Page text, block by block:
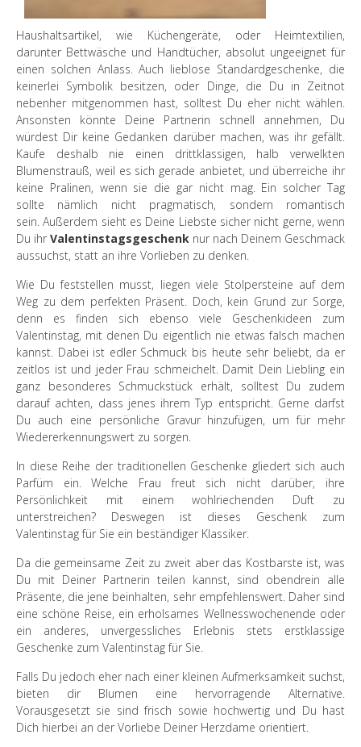
Haushaltsartikel, wie Küchengeräte, oder Heimtextilien,
darunter Bettwäsche und Handtücher, absolut ungeeignet für
einen solchen Anlass. Auch lieblose Standardgeschenke, die
keinerlei Symbolik besitzen, oder Dinge, die Du in Zeitnot
nebenher mitgenommen hast, solltest Du eher nicht wählen.
Ansonsten könnte Deine Partnerin schnell annehmen, Du
würdest Dir keine Gedanken darüber machen, was ihr gefällt.
Kaufe deshalb nie einen drittklassigen, halb verwelkten
Blumenstrauß, weil es sich gerade anbietet, und überreiche ihr
keine Pralinen, wenn sie die gar nicht mag. Ein solcher Tag
sollte nämlich nicht pragmatisch, sondern romantisch
sein. Außerdem sieht es Deine Liebste sicher nicht gerne, wenn
Du ihr Valentinstagsgeschenk nur nach Deinem Geschmack
aussuchst, statt an ihre Vorlieben zu denken.
Wie Du feststellen musst, liegen viele Stolpersteine auf dem
Weg zu dem perfekten Präsent. Doch, kein Grund zur Sorge,
denn es finden sich ebenso viele Geschenkideen zum
Valentinstag, mit denen Du eigentlich nie etwas falsch machen
kannst. Dabei ist edler Schmuck bis heute sehr beliebt, da er
zeitlos ist und jeder Frau schmeichelt. Damit Dein Liebling ein
ganz besonderes Schmuckstück erhält, solltest Du zudem
darauf achten, dass jenes ihrem Typ entspricht. Gerne darfst
Du auch eine persönliche Gravur hinzufügen, um für mehr
Wiedererkennungswert zu sorgen.
In diese Reihe der traditionellen Geschenke gliedert sich auch
Parfüm ein. Welche Frau freut sich nicht darüber, ihre
Persönlichkeit mit einem wohlriechenden Duft zu
unterstreichen? Deswegen ist dieses Geschenk zum
Valentinstag für Sie ein beständiger Klassiker.
Da die gemeinsame Zeit zu zweit aber das Kostbarste ist, was
Du mit Deiner Partnerin teilen kannst, sind obendrein alle
Präsente, die jene beinhalten, sehr empfehlenswert. Daher sind
eine schöne Reise, ein erholsames Wellnesswochenende oder
ein anderes, unvergessliches Erlebnis stets erstklassige
Geschenke zum Valentinstag für Sie.
Falls Du jedoch eher nach einer kleinen Aufmerksamkeit suchst,
bieten dir Blumen eine hervorragende Alternative.
Vorausgesetzt sie sind frisch sowie hochwertig und Du hast
Dich hierbei an der Vorliebe Deiner Herzdame orientiert.